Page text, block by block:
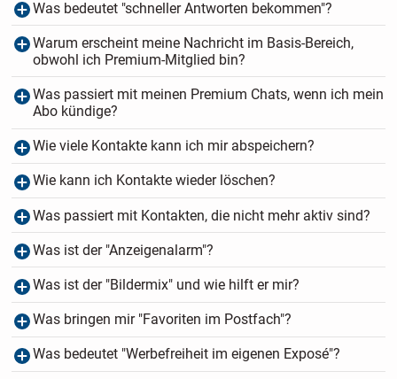
Was bedeutet "schneller Antworten bekommen"?
Warum erscheint meine Nachricht im Basis-Bereich,
obwohl ich Premium-Mitglied bin?
Was passiert mit meinen Premium Chats, wenn ich mein
Abo kündige?
Wie viele Kontakte kann ich mir abspeichern?
Wie kann ich Kontakte wieder löschen?
Was passiert mit Kontakten, die nicht mehr aktiv sind?
Was ist der "Anzeigenalarm"?
Was ist der "Bildermix" und wie hilft er mir?
Was bringen mir "Favoriten im Postfach"?
Was bedeutet "Werbefreiheit im eigenen Exposé"?